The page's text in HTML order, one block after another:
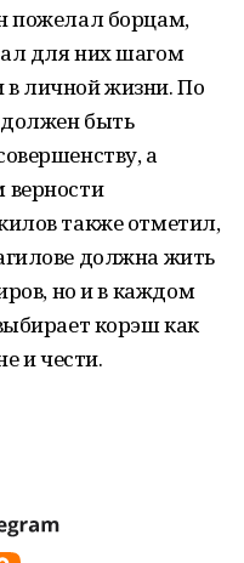
пожелал борцам,
для них шагом
в личной жизни. По
быть
а
также отметил,
должна жить
но и в каждом
корэш как
и чести.